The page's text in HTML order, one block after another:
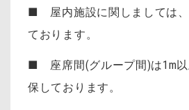
■ 屋内施設に関しましては、
ております。
■ 座席間(グループ間)は1m以
保しております。